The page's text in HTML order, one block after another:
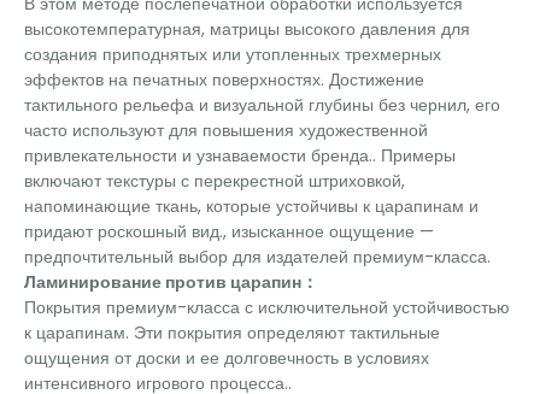
высокотемпературная, матрицы высокого давления для
создания приподнятых или утопленных трехмерных
эффектов на печатных поверхностях. Достижение
тактильного рельефа и визуальной глубины без чернил, его
часто используют для повышения художественной
привлекательности и узнаваемости бренда.. Примеры
включают текстуры с перекрестной штриховкой,
напоминающие ткань, которые устойчивы к царапинам и
придают роскошный вид., изысканное ощущение —
предпочтительный выбор для издателей премиум-класса.
Ламинирование против царапин：
Покрытия премиум-класса с исключительной устойчивостью
к царапинам. Эти покрытия определяют тактильные
ощущения от доски и ее долговечность в условиях
интенсивного игрового процесса..